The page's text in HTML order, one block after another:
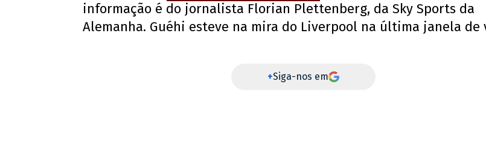
informação é do jornalista Florian Plettenberg, da Sky Sports da
Alemanha. Guéhi esteve na mira do Liverpool na última janela de
+Siga-nos em